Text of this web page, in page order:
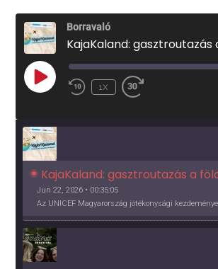
Borravaló
KajaKaland: gasztroutazás
PLAY
EPISODE
1X
KajaKaland: gasztroutazás a
Jun 22, 2026 • 00:35:05